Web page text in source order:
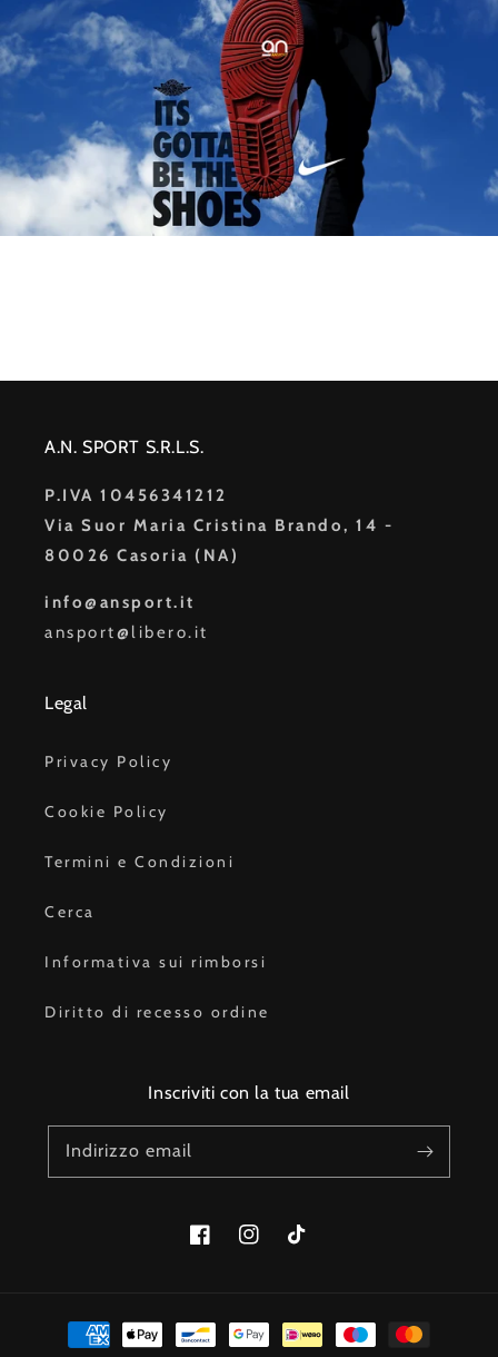
A.N. SPORT S.R.L.S.
P.IVA 10456341212
Via Suor Maria Cristina Brando, 14 -
80026 Casoria (NA)
info@ansport.it
ansport@libero.it
Legal
Privacy Policy
Cookie Policy
Termini e Condizioni
Cerca
Informativa sui rimborsi
Diritto di recesso ordine
Inscriviti con la tua email
Indirizzo email
FacebookInstagram
TikTok
Metodi